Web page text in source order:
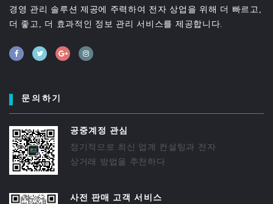
경영 관리 솔루션 제공에 주력하여 전자 상업을 위해 더 빠르고,
더 좋고, 더 효과적인 정보 관리 서비스를 제공합니다.
문의하기
공중계정 관심
정기적으로 최신 업계 컨설팅과 전자
상거래 방법을 추천하다
사전 판매 고객 서비스